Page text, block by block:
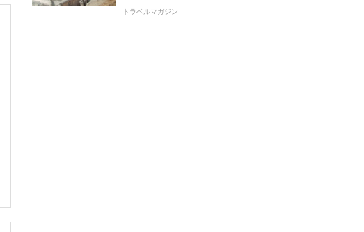
トラベルマガジン